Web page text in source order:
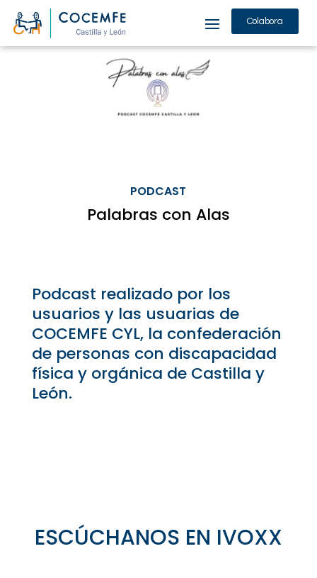
Colabora
PODCAST
Palabras con Alas
Podcast realizado por los
usuarios y las usuarias de
COCEMFE CYL, la confederación
de personas con discapacidad
física y orgánica de Castilla y
León.
ESCÚCHANOS EN IVOXX